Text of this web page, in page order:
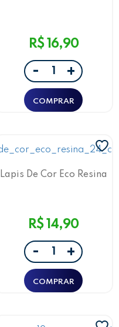
R$ 16,90
- +
Lapis De Cor Eco Resina
R$ 14,90
- +